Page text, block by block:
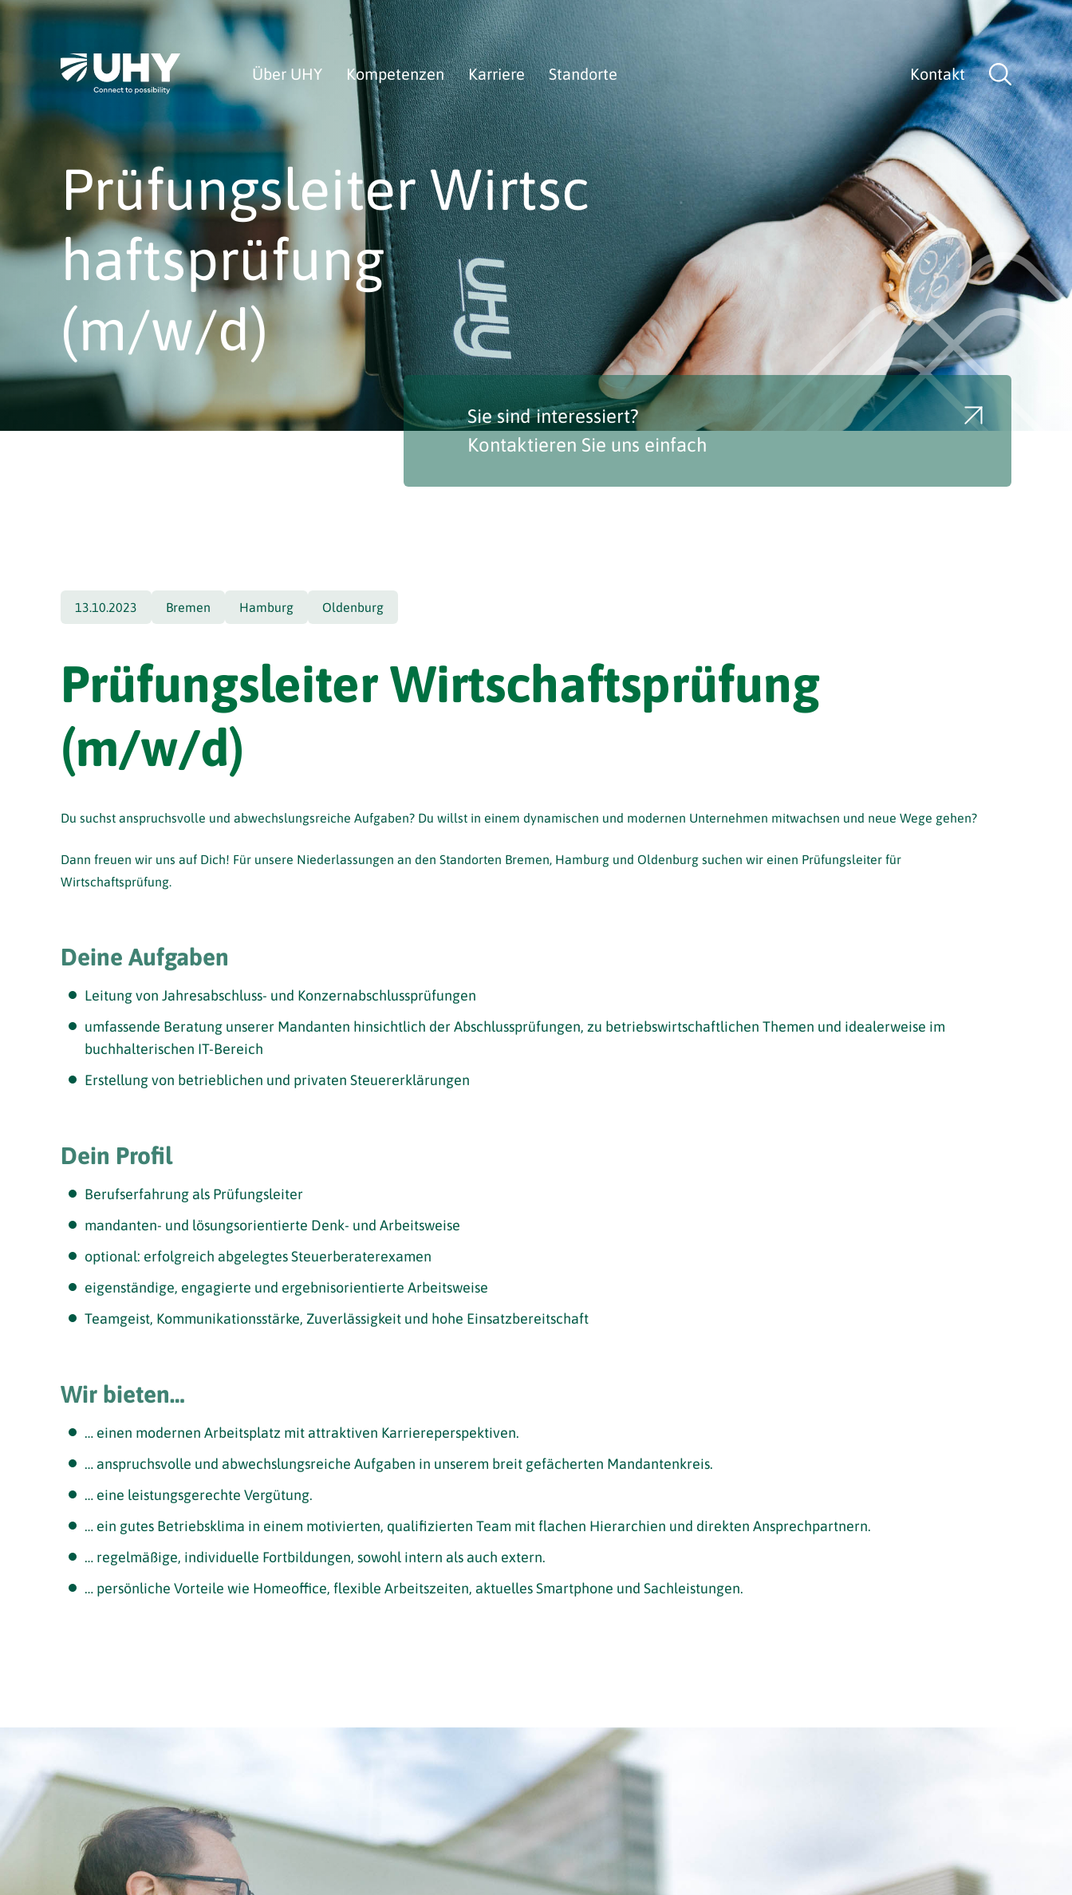
Über UHY Kompetenzen Karriere Standorte Kontakt
Prüfungsleiter Wirtsc
haftsprüfung
(m/w/d)
Sie sind interessiert?
Kontaktieren Sie uns einfach
13.10.2023 Bremen Hamburg Oldenburg
Prüfungsleiter Wirtschaftsprüfung
(m/w/d)
Du suchst anspruchsvolle und abwechslungsreiche Aufgaben? Du willst in einem dynamischen und modernen Unternehmen mitwachsen und neue Wege gehen?
Dann freuen wir uns auf Dich! Für unsere Niederlassungen an den Standorten Bremen, Hamburg und Oldenburg suchen wir einen Prüfungsleiter für
Wirtschaftsprüfung.
Deine Aufgaben
Leitung von Jahresabschluss- und Konzernabschlussprüfungen
umfassende Beratung unserer Mandanten hinsichtlich der Abschlussprüfungen, zu betriebswirtschaftlichen Themen und idealerweise im
buchhalterischen IT-Bereich
Erstellung von betrieblichen und privaten Steuererklärungen
Dein Profil
Berufserfahrung als Prüfungsleiter
mandanten- und lösungsorientierte Denk- und Arbeitsweise
optional: erfolgreich abgelegtes Steuerberaterexamen
eigenständige, engagierte und ergebnisorientierte Arbeitsweise
Teamgeist, Kommunikationsstärke, Zuverlässigkeit und hohe Einsatzbereitschaft
Wir bieten…
… einen modernen Arbeitsplatz mit attraktiven Karriereperspektiven.
… anspruchsvolle und abwechslungsreiche Aufgaben in unserem breit gefächerten Mandantenkreis.
… eine leistungsgerechte Vergütung.
… ein gutes Betriebsklima in einem motivierten, qualifizierten Team mit flachen Hierarchien und direkten Ansprechpartnern.
… regelmäßige, individuelle Fortbildungen, sowohl intern als auch extern.
… persönliche Vorteile wie Homeoffice, flexible Arbeitszeiten, aktuelles Smartphone und Sachleistungen.